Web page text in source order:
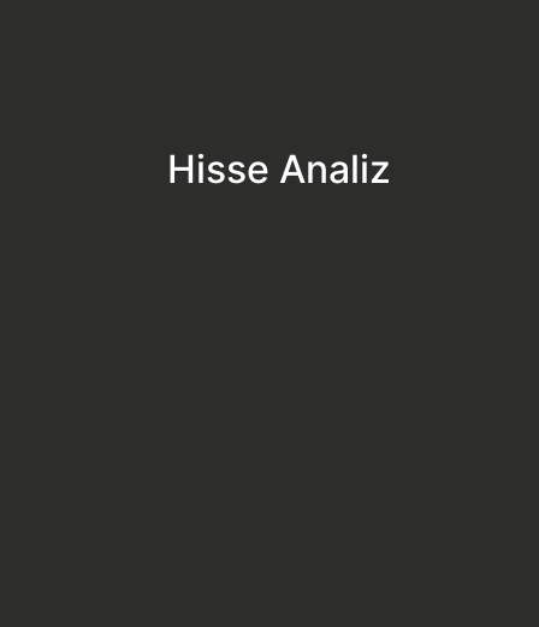
Hisse Analiz